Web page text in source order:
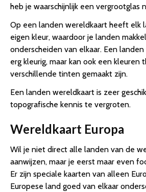
heb je waarschijnlijk een vergrootglas
Op een landen wereldkaart heeft elk
eigen kleur, waardoor je landen
onderscheiden van elkaar. Een
erg kleurig, maar kan ook een kleuren
verschillende tinten gemaakt zijn.
Een landen wereldkaart is zeer
topografische kennis te vergroten.
Wereldkaart Europa
Wil je niet direct alle landen van de
aanwijzen, maar je eerst maar even
Er zijn speciale kaarten van alleen
Europese land goed van elkaar